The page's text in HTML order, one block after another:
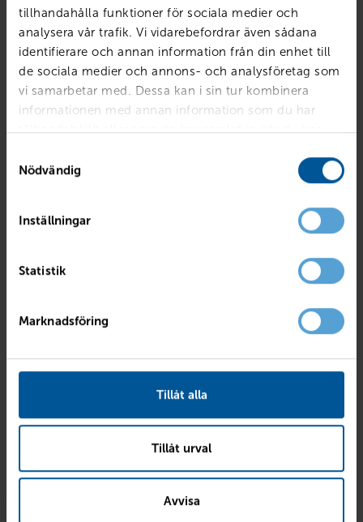
tillhandahålla funktioner för sociala medier och
analysera vår trafik. Vi vidarebefordrar även sådana
identifierare och annan information från din enhet till
de sociala medier och annons- och analysföretag som
vi samarbetar med. Dessa kan i sin tur kombinera
informationen med annan information som du har
tillhandahållit eller som de har samlat in när du har
Nödvändig
Inställningar
Statistik
Marknadsföring
Tillåt alla
Tillåt urval
Avvisa
Hallsberg
489 800kr